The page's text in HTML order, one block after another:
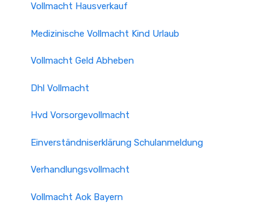
Vollmacht Hausverkauf
Medizinische Vollmacht Kind Urlaub
Vollmacht Geld Abheben
Dhl Vollmacht
Hvd Vorsorgevollmacht
Einverständniserklärung Schulanmeldung
Verhandlungsvollmacht
Vollmacht Aok Bayern